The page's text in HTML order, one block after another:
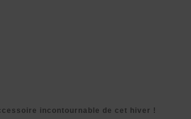
incontournable de cet hiver !